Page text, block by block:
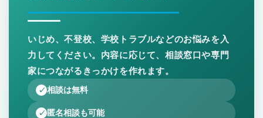
いじめ、不登校、学校トラブルなどのお悩みを入
力してください。内容に応じて、相談窓口や専門
家につながるきっかけを作れます。
相談は無料
匿名相談も可能